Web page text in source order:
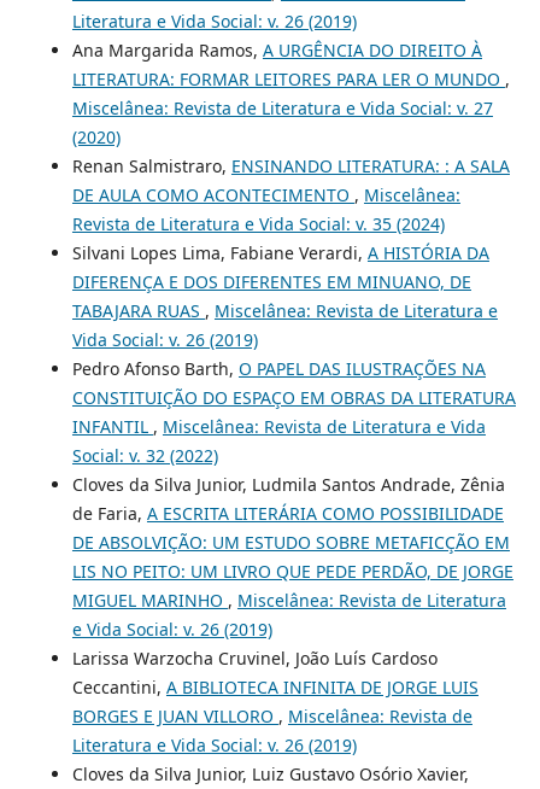
Literatura e Vida Social: v. 26 (2019)
Ana Margarida Ramos, A URGÊNCIA DO DIREITO À
LITERATURA: FORMAR LEITORES PARA LER O MUNDO ,
Miscelânea: Revista de Literatura e Vida Social: v. 27
(2020)
Renan Salmistraro, ENSINANDO LITERATURA: : A SALA
DE AULA COMO ACONTECIMENTO , Miscelânea:
Revista de Literatura e Vida Social: v. 35 (2024)
Silvani Lopes Lima, Fabiane Verardi, A HISTÓRIA DA
DIFERENÇA E DOS DIFERENTES EM MINUANO, DE
TABAJARA RUAS , Miscelânea: Revista de Literatura e
Vida Social: v. 26 (2019)
Pedro Afonso Barth, O PAPEL DAS ILUSTRAÇÕES NA
CONSTITUIÇÃO DO ESPAÇO EM OBRAS DA LITERATURA
INFANTIL , Miscelânea: Revista de Literatura e Vida
Social: v. 32 (2022)
Cloves da Silva Junior, Ludmila Santos Andrade, Zênia
de Faria, A ESCRITA LITERÁRIA COMO POSSIBILIDADE
DE ABSOLVIÇÃO: UM ESTUDO SOBRE METAFICÇÃO EM
LIS NO PEITO: UM LIVRO QUE PEDE PERDÃO, DE JORGE
MIGUEL MARINHO , Miscelânea: Revista de Literatura
e Vida Social: v. 26 (2019)
Larissa Warzocha Cruvinel, João Luís Cardoso
Ceccantini, A BIBLIOTECA INFINITA DE JORGE LUIS
BORGES E JUAN VILLORO , Miscelânea: Revista de
Literatura e Vida Social: v. 26 (2019)
Cloves da Silva Junior, Luiz Gustavo Osório Xavier,